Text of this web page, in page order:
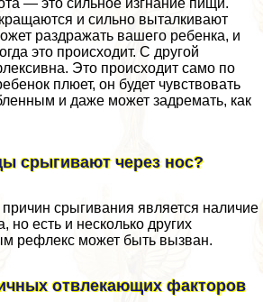
— это сильное изгнание пищи.
и сильно выталкивают
раздражать вашего ребенка, и
это происходит. С другой
Это происходит само по
плюет, он будет чувствовать
и даже может задремать, как
срыгивают через нос?
срыгивания является наличие
но есть и несколько других
рефлекс может быть вызван.
отвлекающих факторов